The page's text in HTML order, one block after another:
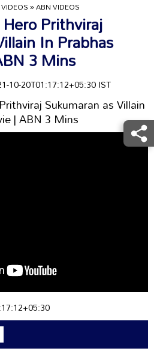
»ABN VIDEOS
Prithviraj
In Prabhas
3 Mins
10-20T01:17:12+05:30 IST
Sukumaran as Villain
| ABN 3 Mins